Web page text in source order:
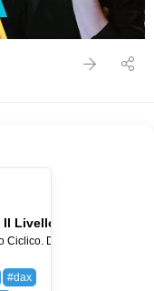
Livello da Non Perdere
un mese
#dax